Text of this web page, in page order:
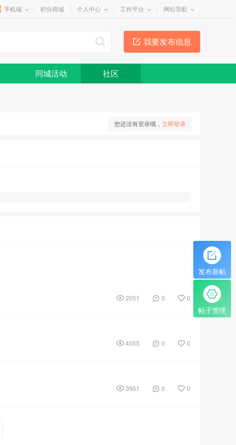
手机端 积分商城 个人中心 工作平台 网站导航
我要发布信息
同城活动 社区
您还没有登录哦， 立即登录
2051 0 0
4055 0 0
3951 0 0
发布新帖
帖子管理